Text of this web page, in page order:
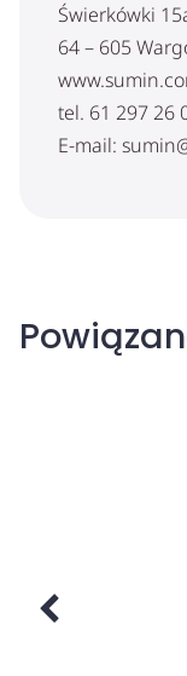
Świerkówki
64 – 605
tel. 61 297 26
E-mail: